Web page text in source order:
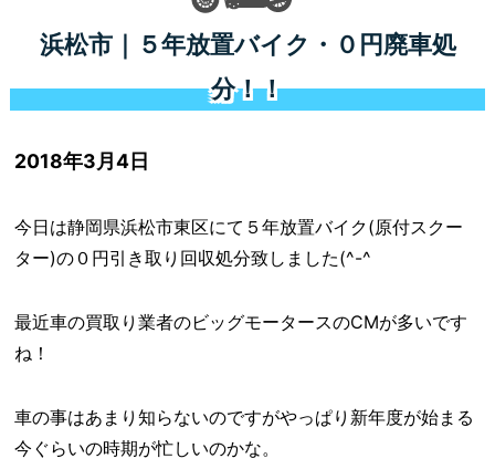
浜松市｜５年放置バイク・０円廃車処
分！！
2018年3月4日
今日は静岡県浜松市東区にて５年放置バイク(原付スクー
ター)の０円引き取り回収処分致しました(^-^ゞ
最近車の買取り業者のビッグモータースのCMが多いです
ね！
車の事はあまり知らないのですがやっぱり新年度が始まる
今ぐらいの時期が忙しいのかな。